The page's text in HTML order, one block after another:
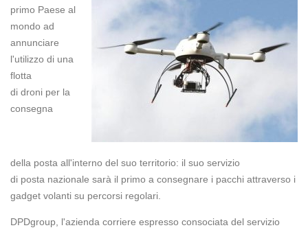
primo Paese al
mondo ad
annunciare
l'utilizzo di una
flotta
di droni per la
consegna
della posta all'interno del suo territorio: il suo servizio
di posta nazionale sarà il primo a consegnare i pacchi attraverso i
gadget volanti su percorsi regolari.
DPDgroup, l'azienda corriere espresso consociata del servizio